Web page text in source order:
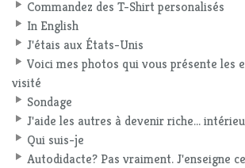
Commandez des T-Shirt personalisés
In English
J'étais aux États-Unis
Voici mes photos qui vous présente les
visité
Sondage
J'aide les autres à devenir riche...
Qui suis-je
Autodidacte? Pas vraiment. J'enseigne